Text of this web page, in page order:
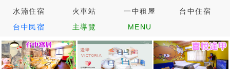
水湳住宿 火車站 一中租屋 台中住宿
台中民宿 主導覽 MENU